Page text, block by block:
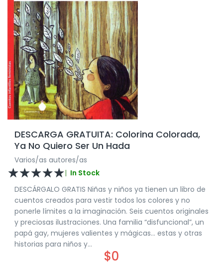
DESCARGA GRATUITA: Colorina Colorada,
Ya No Quiero Ser Un Hada
Varios/as autores/as
☆☆☆☆☆| In Stock
DESCÁRGALO GRATIS Niñas y niños ya tienen un libro de
cuentos creados para vestir todos los colores y no
ponerle límites a la imaginación. Seis cuentos originales
y preciosas ilustraciones. Una familia “disfuncional”, un
papá gay, mujeres valientes y mágicas… estas y otras
historias para niños y...
$0